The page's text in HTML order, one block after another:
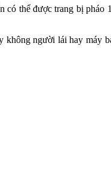
thể được trang bị pháo
không người lái hay máy